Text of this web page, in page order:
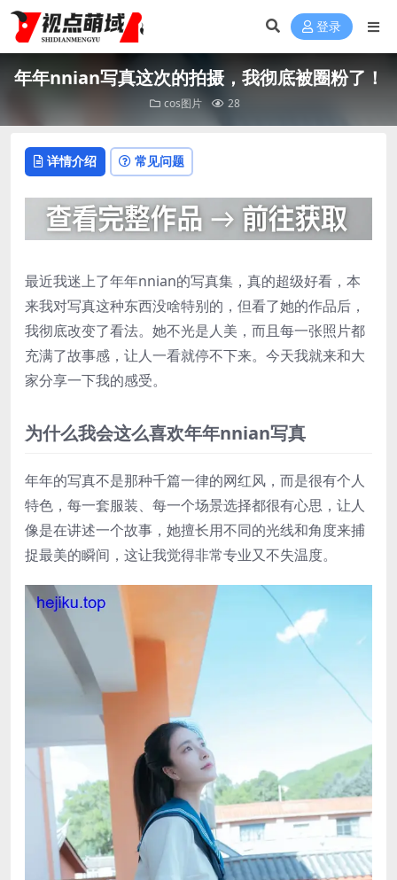
登录
年年nnian写真这次的拍摄，我彻底被圈粉了！
cos图片 28
详情介绍 常见问题
最近我迷上了年年nnian的写真集，真的超级好看，本
来我对写真这种东西没啥特别的，但看了她的作品后，
我彻底改变了看法。她不光是人美，而且每一张照片都
充满了故事感，让人一看就停不下来。今天我就来和大
家分享一下我的感受。
为什么我会这么喜欢年年nnian写真
年年的写真不是那种千篇一律的网红风，而是很有个人
特色，每一套服装、每一个场景选择都很有心思，让人
像是在讲述一个故事，她擅长用不同的光线和角度来捕
捉最美的瞬间，这让我觉得非常专业又不失温度。